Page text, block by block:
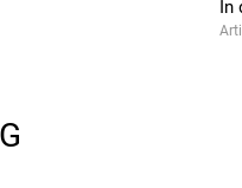
In